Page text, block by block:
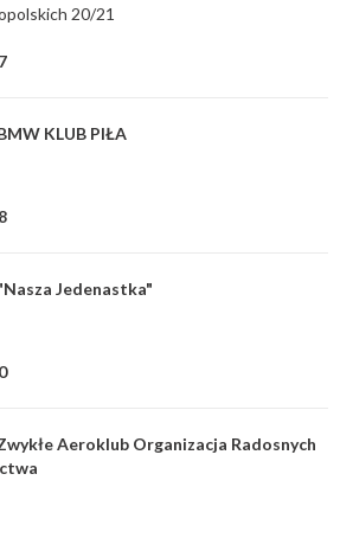
20/21
KLUB PIŁA
Jedenastka"
Aeroklub Organizacja Radosnych